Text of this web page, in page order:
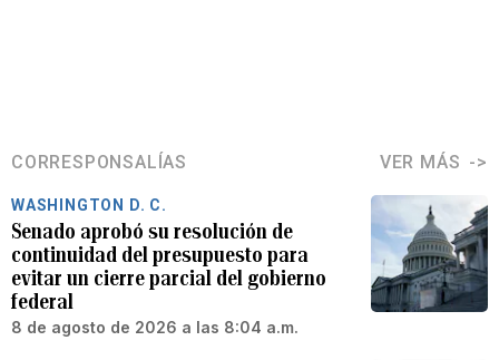
CORRESPONSALÍAS VER MÁS
WASHINGTON D. C.
Senado aprobó su resolución de
continuidad del presupuesto para
evitar un cierre parcial del gobierno
federal
8 de agosto de 2026 a las 8:04 a.m.